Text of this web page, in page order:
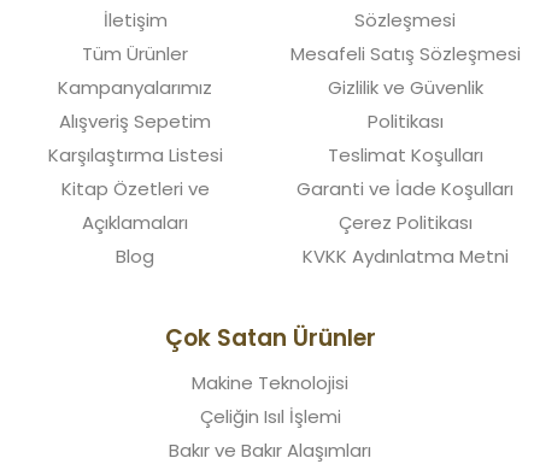
İletişim
Tüm Ürünler
Kampanyalarımız
Alışveriş Sepetim
Karşılaştırma Listesi
Kitap Özetleri ve
Açıklamaları
Blog
Sözleşmesi
Mesafeli Satış Sözleşmesi
Gizlilik ve Güvenlik
Politikası
Teslimat Koşulları
Garanti ve İade Koşulları
Çerez Politikası
KVKK Aydınlatma Metni
Çok Satan Ürünler
Makine Teknolojisi
Çeliğin Isıl İşlemi
Bakır ve Bakır Alaşımları